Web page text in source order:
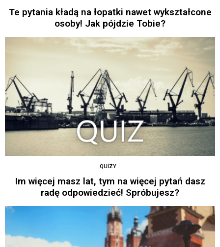
Te pytania kładą na łopatki nawet wykształcone
osoby! Jak pójdzie Tobie?
QUIZY
Im więcej masz lat, tym na więcej pytań dasz
radę odpowiedzieć! Spróbujesz?